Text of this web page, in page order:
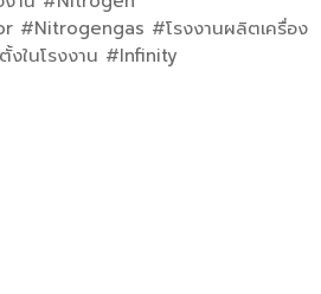
#Nitrogengas #โรงงานผลิตเครื่อง
งในโรงงาน #Infinity